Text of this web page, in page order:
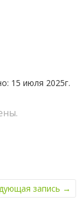
15 июля 2025г.
запись →